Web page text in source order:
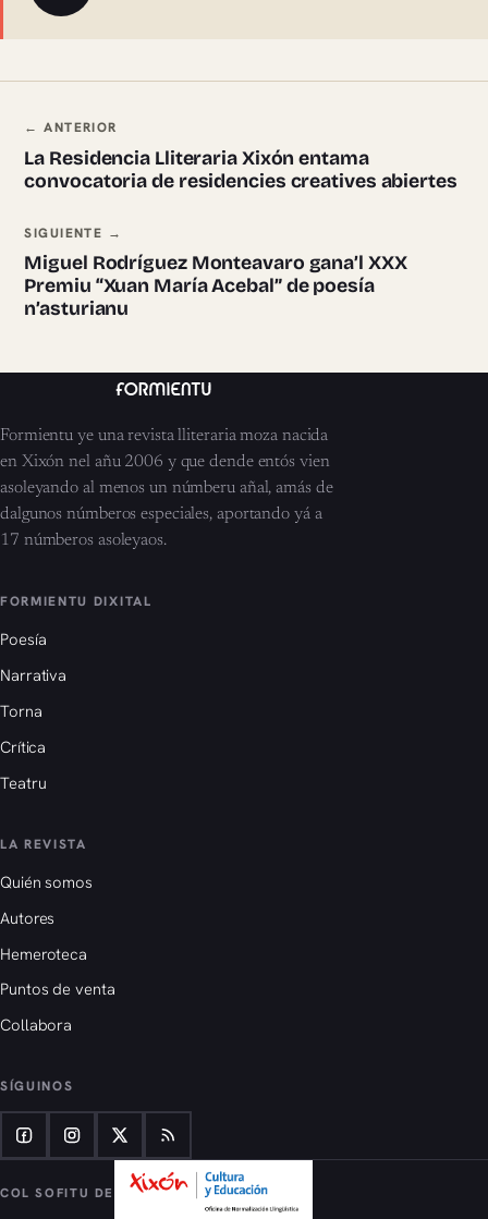
Navegación ente pieces
← ANTERIOR
La Residencia Lliteraria Xixón entama
convocatoria de residencies creatives abiertes
SIGUIENTE →
Miguel Rodríguez Monteavaro gana’l XXX
Premiu “Xuan María Acebal” de poesía
n’asturianu
Formientu ye una revista lliteraria moza nacida
en Xixón nel añu 2006 y que dende entós vien
asoleyando al menos un númberu añal, amás de
dalgunos númberos especiales, aportando yá a
17 númberos asoleyaos.
FORMIENTU DIXITAL
Poesía
Narrativa
Torna
Crítica
Teatru
LA REVISTA
Quién somos
Autores
Hemeroteca
Puntos de venta
Collabora
SÍGUINOS
COL SOFITU DE